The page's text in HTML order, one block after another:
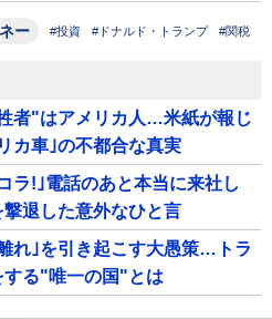
ー #投資 #ドナルド・トランプ #関税
者"はアメリカ人…米紙が報じ
カ車｣の不都合な真実
ラ!｣電話のあと本当に来社し
退した意外なひと言
れ｣を引き起こす大愚策…トラ
する"唯一の国"とは